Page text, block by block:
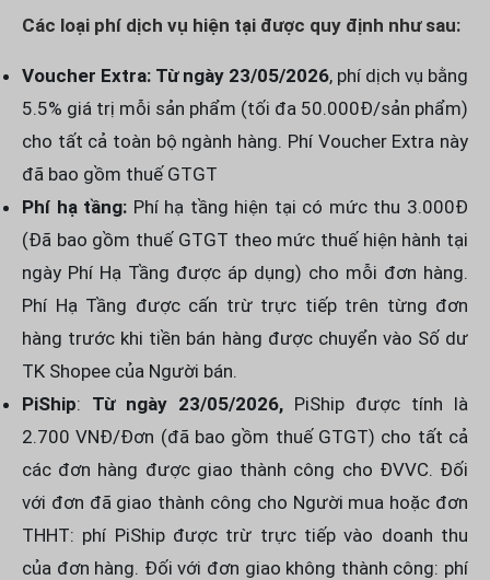
Các loại phí dịch vụ hiện tại được quy định như sau:
Voucher Extra: Từ ngày 23/05/2026, phí dịch vụ bằng
5.5% giá trị mỗi sản phẩm (tối đa 50.000Đ/sản phẩm)
cho tất cả toàn bộ ngành hàng. Phí Voucher Extra này
đã bao gồm thuế GTGT
Phí hạ tầng: Phí hạ tầng hiện tại có mức thu 3.000Đ
(Đã bao gồm thuế GTGT theo mức thuế hiện hành tại
ngày Phí Hạ Tầng được áp dụng) cho mỗi đơn hàng.
Phí Hạ Tầng được cấn trừ trực tiếp trên từng đơn
hàng trước khi tiền bán hàng được chuyển vào Số dư
TK Shopee của Người bán.
PiShip: Từ ngày 23/05/2026, PiShip được tính là
2.700 VNĐ/Đơn (đã bao gồm thuế GTGT) cho tất cả
các đơn hàng được giao thành công cho ĐVVC. Đối
với đơn đã giao thành công cho Người mua hoặc đơn
THHT: phí PiShip được trừ trực tiếp vào doanh thu
của đơn hàng. Đối với đơn giao không thành công: phí